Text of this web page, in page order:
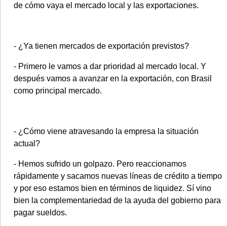
de cómo vaya el mercado local y las exportaciones.
- ¿Ya tienen mercados de exportación previstos?
- Primero le vamos a dar prioridad al mercado local. Y
después vamos a avanzar en la exportación, con Brasil
como principal mercado.
- ¿Cómo viene atravesando la empresa la situación
actual?
- Hemos sufrido un golpazo. Pero reaccionamos
rápidamente y sacamos nuevas líneas de crédito a tiempo
y por eso estamos bien en términos de liquidez. Sí vino
bien la complementariedad de la ayuda del gobierno para
pagar sueldos.